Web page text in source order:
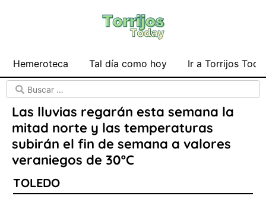
Hemeroteca Tal día como hoy Ir a Torrijos
Las lluvias regarán esta semana la
mitad norte y las temperaturas
subirán el fin de semana a valores
veraniegos de 30ºC
TOLEDO